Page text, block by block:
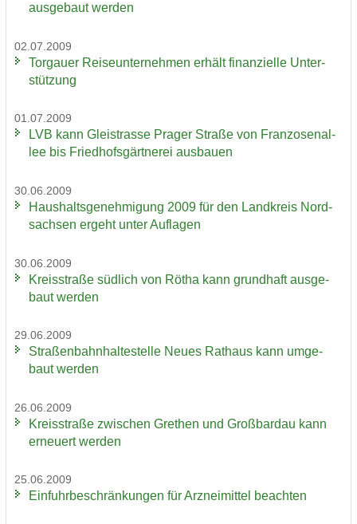
aus­ge­baut wer­den
02.07.2009
Tor­gau­er Rei­se­un­ter­neh­men er­hält fi­nan­zi­el­le Un­ter­
stüt­zung
01.07.2009
LVB kann Gleis­tras­se Pra­ger Stra­ße von Fran­zo­sen­al­
lee bis Fried­hofs­gärt­ne­rei aus­bau­en
30.06.2009
Haus­halts­ge­neh­mi­gung 2009 für den Land­kreis Nord­
sach­sen er­geht unter Auf­la­gen
30.06.2009
Kreis­stra­ße süd­lich von Rötha kann grund­haft aus­ge­
baut wer­den
29.06.2009
Stra­ßen­bahn­hal­te­stel­le Neues Rat­haus kann um­ge­
baut wer­den
26.06.2009
Kreis­stra­ße zwi­schen Gre­then und Groß­bardau kann
er­neu­ert wer­den
25.06.2009
Ein­fuhr­be­schrän­kun­gen für Arz­nei­mit­tel be­ach­ten